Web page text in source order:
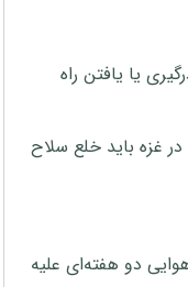
یا یافتن راه
غزه باید خلع سلاح
دو هفته‌ای علیه